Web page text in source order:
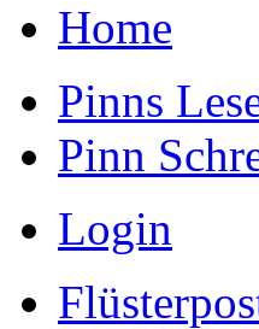
Home
Pinns
Pinn
Login